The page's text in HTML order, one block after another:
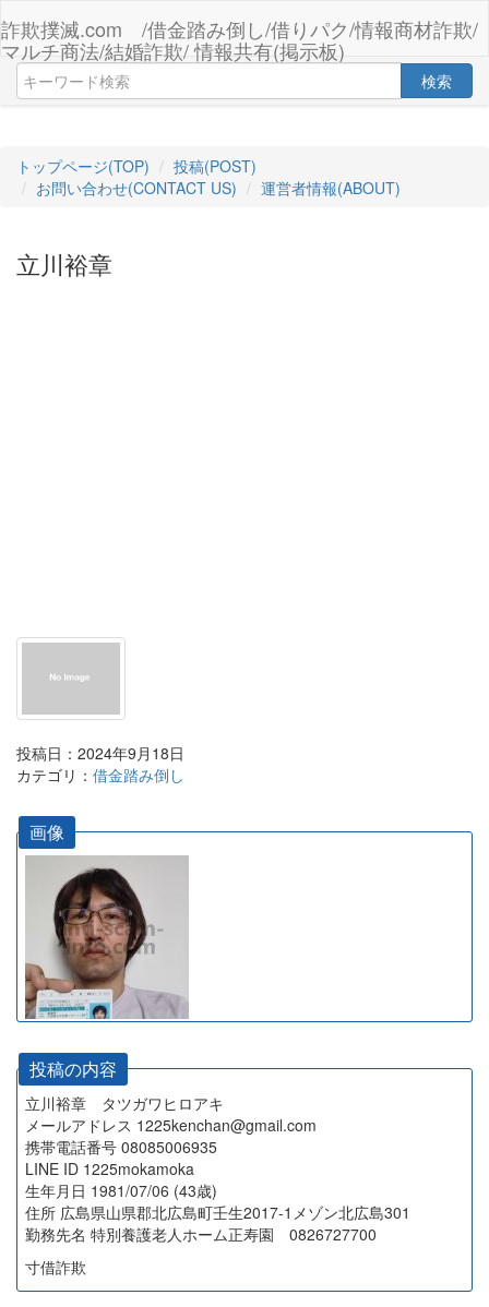
詐欺撲滅.com /借金踏み倒し/借りパク/情報商材詐欺/
マルチ商法/結婚詐欺/ 情報共有(掲示板)
検索
トップページ(TOP)
投稿(POST)
お問い合わせ(CONTACT US)
運営者情報(ABOUT)
立川裕章
投稿日：2024年9月18日
カテゴリ： 借金踏み倒し
画像
投稿の内容
立川裕章 タツガワヒロアキ
メールアドレス 1225kenchan@gmail.com
携帯電話番号 08085006935
LINE ID 1225mokamoka
生年月日 1981/07/06 (43歳)
住所 広島県山県郡北広島町壬生2017-1メゾン北広島301
勤務先名 特別養護老人ホーム正寿園 0826727700
寸借詐欺